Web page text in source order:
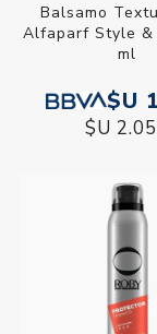
Balsamo
Alfaparf Style &
ml
$U
$U